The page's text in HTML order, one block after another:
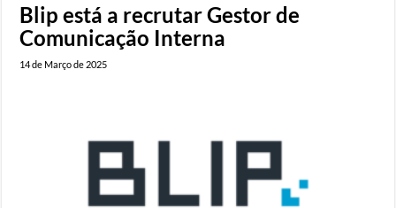
Blip está a recrutar Gestor de
Comunicação Interna
14 de Março de 2025